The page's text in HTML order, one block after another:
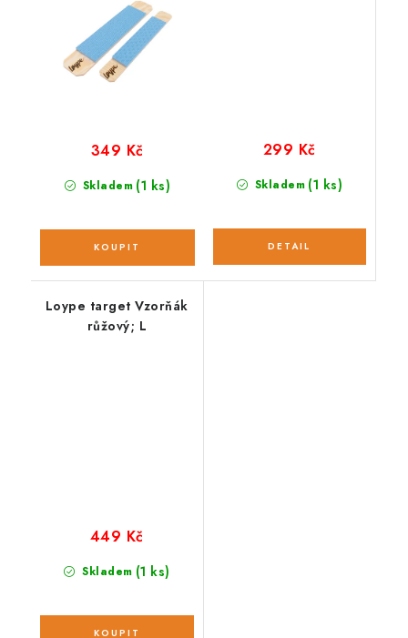
Skladem (1 ks)
349 Kč
Skladem (1 ks)
299 Kč
Loype target Vzorňák
růžový; L
Skladem (1 ks)
449 Kč